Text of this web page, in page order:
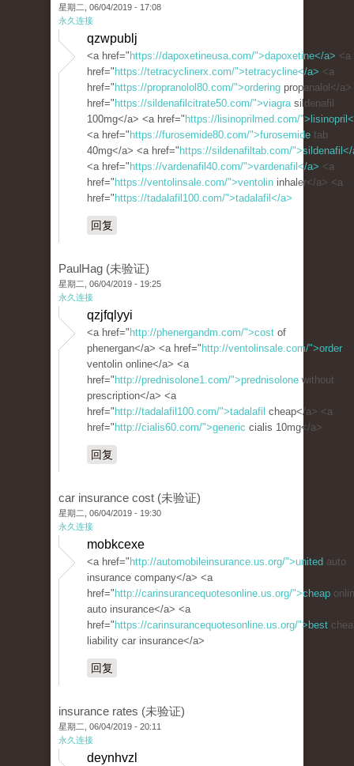
星期二, 06/04/2019 - 17:08
永久连接
qzwpublj
<a href=" https://dapoxetineusa.com/">dapoxetine</a> <a
href=" https://tetracyclinerx.com/">tetracycline</a> <a
href=" https://propranolol80.com/">ordering propanalol</
href=" https://sildenafilcitrate50.com/">viagrasildenafil
100mg</a> <a href=" https://lisinoprilmed.com/
<a href=" https://furosemide80.com/">furosemide tab
40mg</a> <a href=" https://sildenafiltab.com/
<a href=" https://vardenafil40.com/">vardenafil</a> <a
href=" https://ventolinsale.com/">ventolin inhaler</a> <a
href=" https://tadalafil100.com/">tadalafil</a>
回复
PaulHag (未验证)
星期二, 06/04/2019 - 19:25
永久连接
qzjfqlyyi
<a href=" http://phenergandm.com/">cost of
phenergan</a> <a href=" http://ventolinsale.com/">order
ventolin online</a> <a
href=" http://prednisolone1.com/">prednisolone without
prescription</a> <a
href=" http://tadalafil100.com/">tadalafil cheap</a> <a
href=" http://cialis60.com/">generic cialis 10mg</a>
回复
car insurance cost (未验证)
星期二, 06/04/2019 - 19:30
永久连接
mobkcexe
<a href=" http://automobileinsurance.us.org/">united auto
insurance company</a> <a
href=" http://carinsurancequotesonline.us.org/">cheap
auto insurance</a> <a
href=" https://carinsurancequotesonline.us.org/">best
liability car insurance</a>
回复
insurance rates (未验证)
星期二, 06/04/2019 - 20:11
永久连接
deynhvzl